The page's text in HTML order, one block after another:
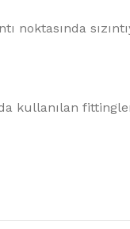
noktasında
kullanılan